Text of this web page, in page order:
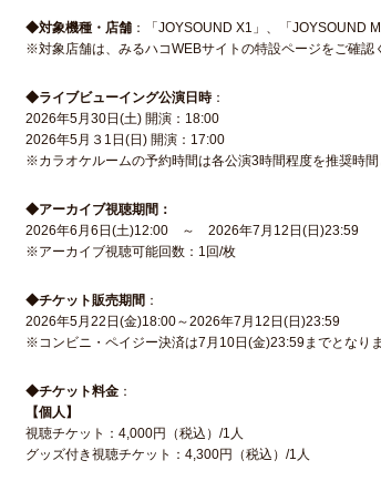
◆対象機種・店舗 ：「JOYSOUND X1」、「JOYSOUND
※対象店舗は、みるハコWEBサイトの特設ページをご確認
◆ライブビューイング公演日時：
2026年5月30日(土) 開演：18:00
2026年5月３1日(日) 開演：17:00
※カラオケルームの予約時間は各公演3時間程度を推奨時間
◆アーカイブ視聴期間：
2026年6月6日(土)12:00 ～ 2026年7月12日(日)23:59
※アーカイブ視聴可能回数：1回/枚
◆チケット販売期間 ：
2026年5月22日(金)18:00～2026年7月12日(日)23:59
※コンビニ・ペイジー決済は7月10日(金)23:59までとなりま
◆チケット料金 ：
【個人】
視聴チケット：4,000円（税込）/1人
グッズ付き視聴チケット：4,300円（税込）/1人